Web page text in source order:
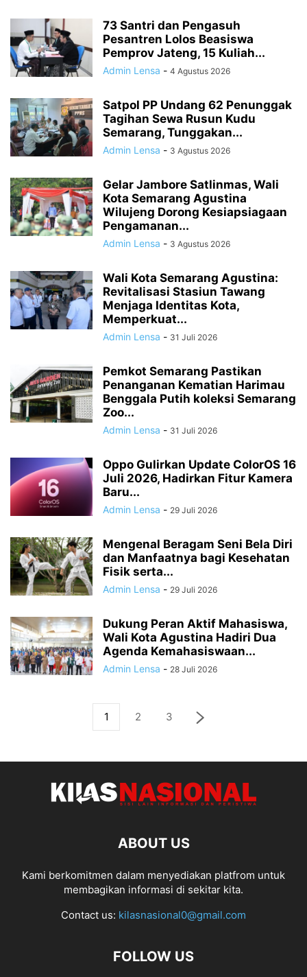
73 Santri dan Pengasuh
Pesantren Lolos Beasiswa
Pemprov Jateng, 15 Kuliah...
Admin Lensa - 4 Agustus 2026
Satpol PP Undang 62 Penunggak
Tagihan Sewa Rusun Kudu
Semarang, Tunggakan...
Admin Lensa - 3 Agustus 2026
Gelar Jambore Satlinmas, Wali
Kota Semarang Agustina
Wilujeng Dorong Kesiapsiagaan
Pengamanan...
Admin Lensa - 3 Agustus 2026
Wali Kota Semarang Agustina:
Revitalisasi Stasiun Tawang
Menjaga Identitas Kota,
Memperkuat...
Admin Lensa - 31 Juli 2026
Pemkot Semarang Pastikan
Penanganan Kematian Harimau
Benggala Putih koleksi Semarang
Zoo...
Admin Lensa - 31 Juli 2026
Oppo Gulirkan Update ColorOS 16
Juli 2026, Hadirkan Fitur Kamera
Baru...
Admin Lensa - 29 Juli 2026
Mengenal Beragam Seni Bela Diri
dan Manfaatnya bagi Kesehatan
Fisik serta...
Admin Lensa - 29 Juli 2026
Dukung Peran Aktif Mahasiswa,
Wali Kota Agustina Hadiri Dua
Agenda Kemahasiswaan...
Admin Lensa - 28 Juli 2026
1 2 3
ABOUT US
Kami berkomitmen dalam menyediakan platfrom untuk
membagikan informasi di sekitar kita.
Contact us: kilasnasional0@gmail.com
FOLLOW US